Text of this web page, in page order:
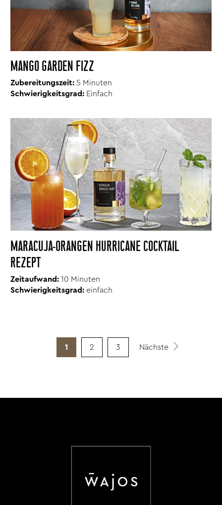
MANGO GARDEN FIZZ
Zubereitungszeit: 5 Minuten
Schwierigkeitsgrad: Einfach
MARACUJA-ORANGEN HURRICANE COCKTAIL
REZEPT
Zeitaufwand: 10 Minuten
Schwierigkeitsgrad: einfach
1 2 3 Nächste